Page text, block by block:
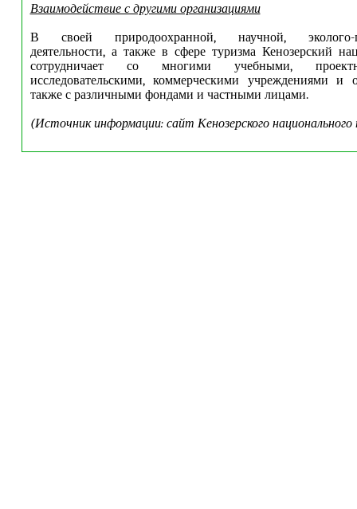
Взаимодействие с другими организациями
В своей природоохранной, научной, эколого-
деятельности, а также в сфере туризма Кенозерский
сотрудничает со многими учебными,
исследовательскими, коммерческими учреждениями и
также с различными фондами и частными лицами.
(Источник информации: сайт Кенозерского национального